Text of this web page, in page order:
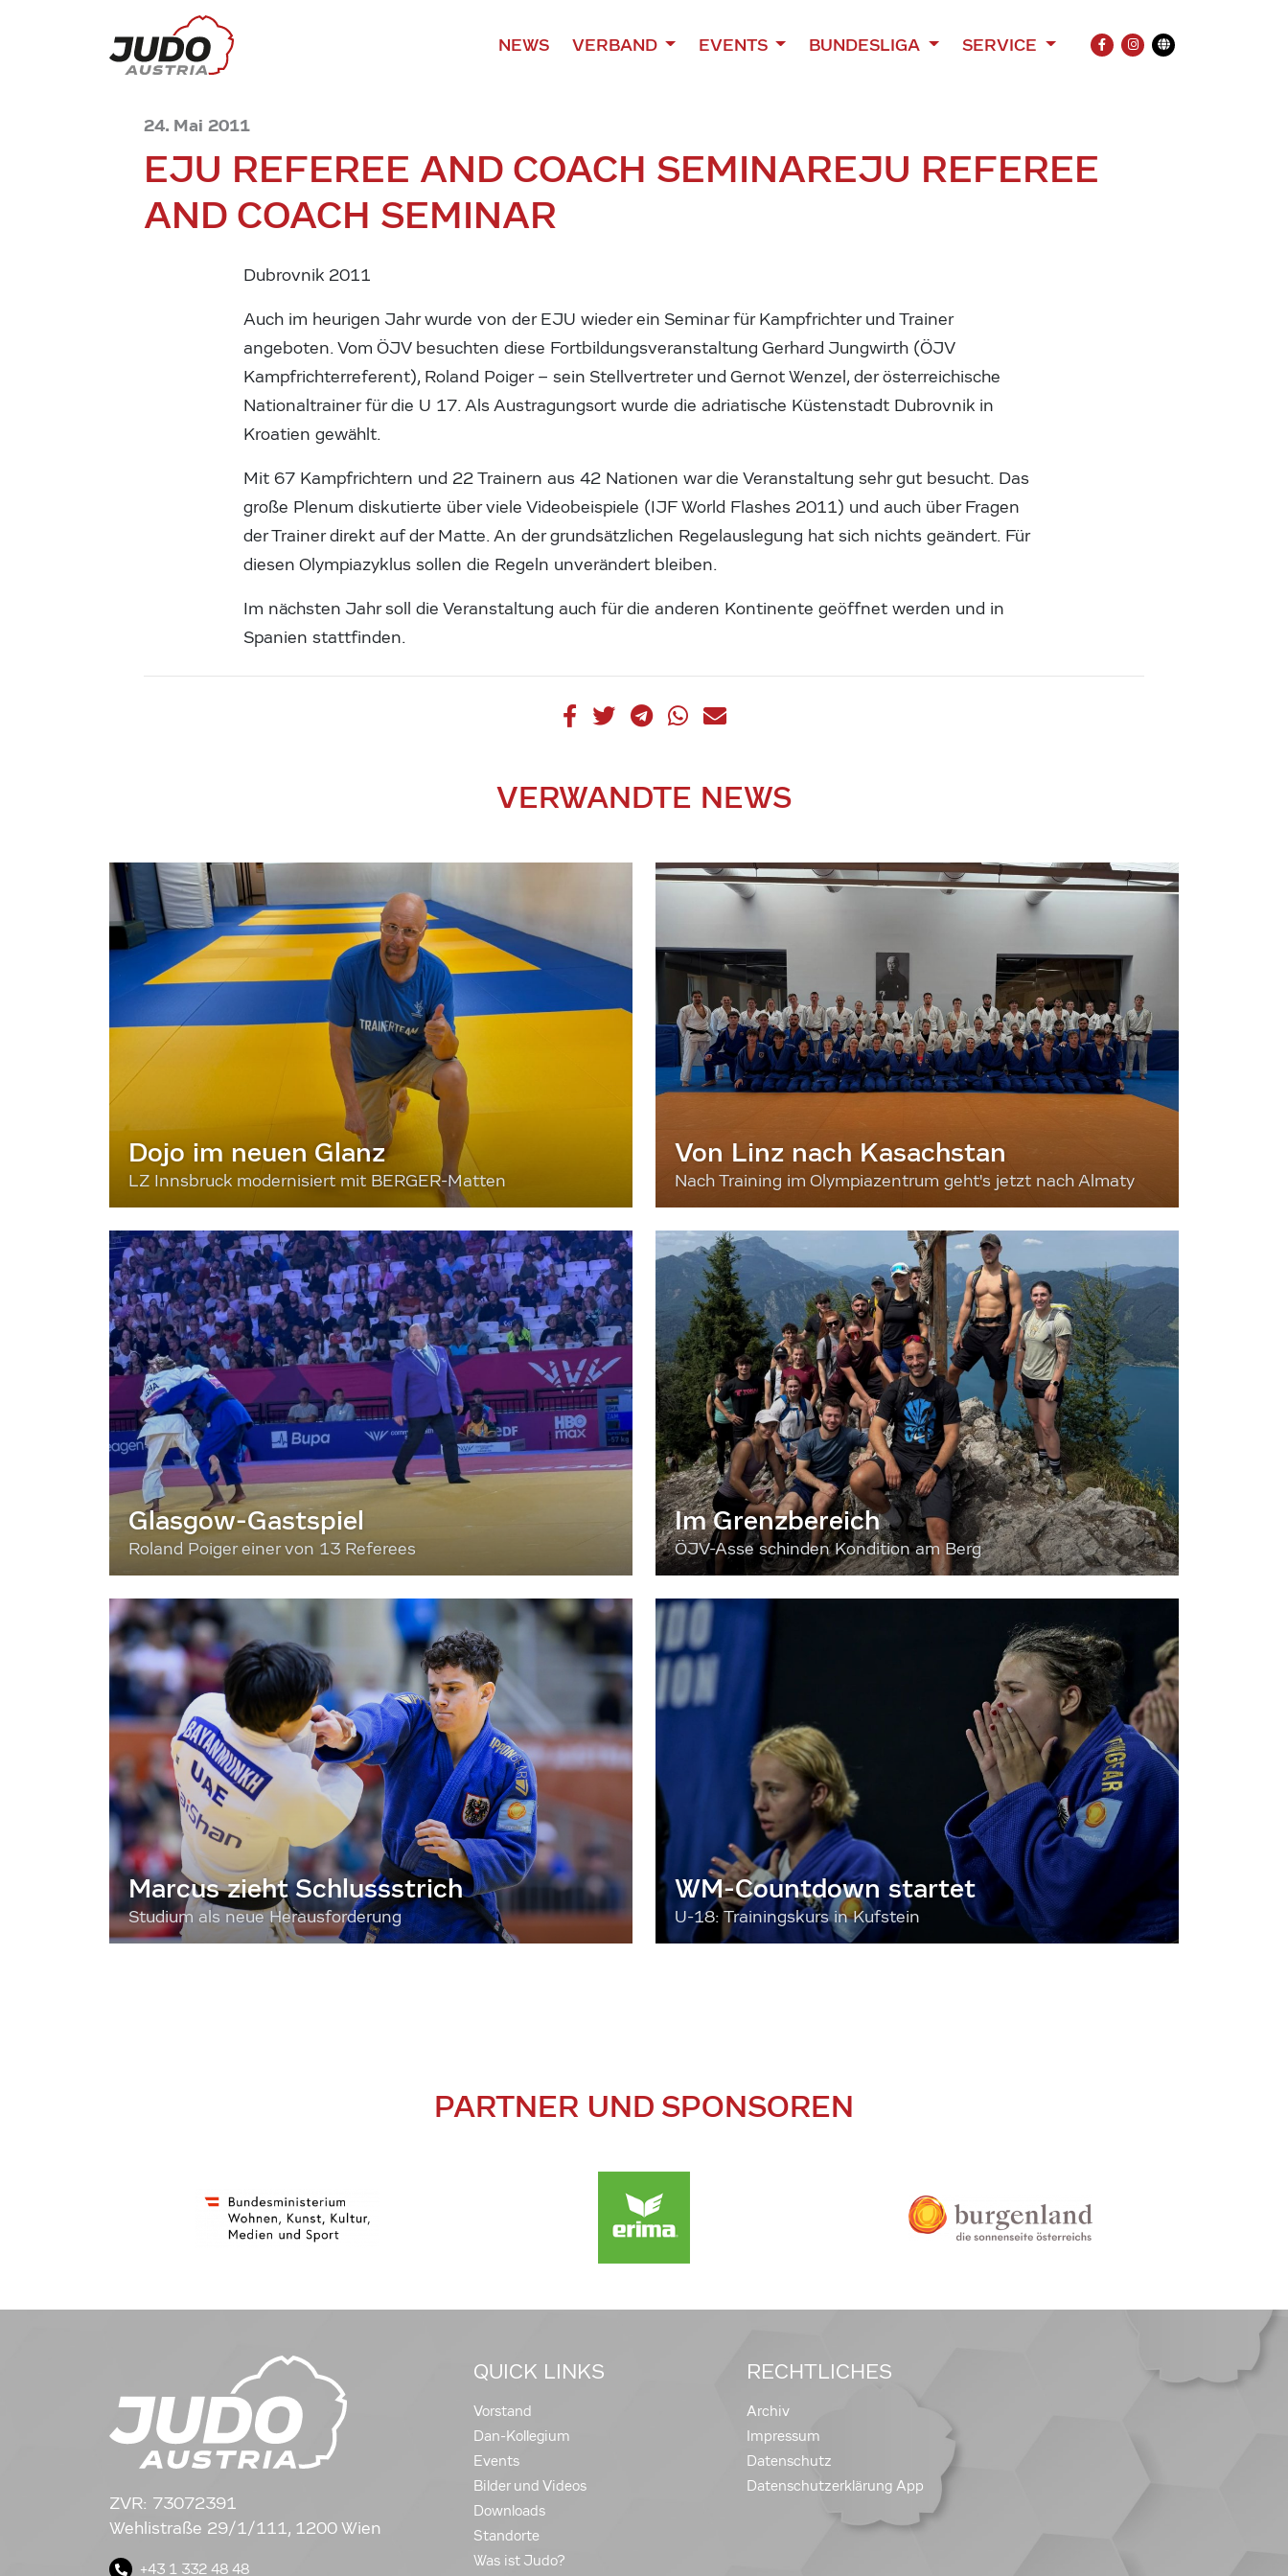
NEWS VERBAND EVENTS BUNDESLIGA SERVICE
FACEBOOK
INSTAGRAM
Übersetzung
24. Mai 2011
EJU REFEREE AND COACH SEMINAREJU REFEREE
AND COACH SEMINAR
Dubrovnik 2011
Auch im heurigen Jahr wurde von der EJU wieder ein Seminar für Kampfrichter und Trainer
angeboten. Vom ÖJV besuchten diese Fortbildungsveranstaltung Gerhard Jungwirth (ÖJV
Kampfrichterreferent), Roland Poiger – sein Stellvertreter und Gernot Wenzel, der österreichische
Nationaltrainer für die U 17. Als Austragungsort wurde die adriatische Küstenstadt Dubrovnik in
Kroatien gewählt.
Mit 67 Kampfrichtern und 22 Trainern aus 42 Nationen war die Veranstaltung sehr gut besucht. Das
große Plenum diskutierte über viele Videobeispiele (IJF World Flashes 2011) und auch über Fragen
der Trainer direkt auf der Matte. An der grundsätzlichen Regelauslegung hat sich nichts geändert. Für
diesen Olympiazyklus sollen die Regeln unverändert bleiben.
Im nächsten Jahr soll die Veranstaltung auch für die anderen Kontinente geöffnet werden und in
Spanien stattfinden.
VERWANDTE NEWS
Dojo im neuen Glanz
LZ Innsbruck modernisiert mit BERGER-Matten
Von Linz nach Kasachstan
Nach Training im Olympiazentrum geht's jetzt nach Almaty
Glasgow-Gastspiel
Roland Poiger einer von 13 Referees
Im Grenzbereich
ÖJV-Asse schinden Kondition am Berg
Marcus zieht Schlussstrich
Studium als neue Herausforderung
WM-Countdown startet
U-18: Trainingskurs in Kufstein
PARTNER UND SPONSOREN
ZVR: 73072391
Wehlistraße 29/1/111, 1200 Wien
+43 1 332 48 48
QUICK LINKS
Vorstand
Dan-Kollegium
Events
Bilder und Videos
Downloads
Standorte
Was ist Judo?
RECHTLICHES
Archiv
Impressum
Datenschutz
Datenschutzerklärung App